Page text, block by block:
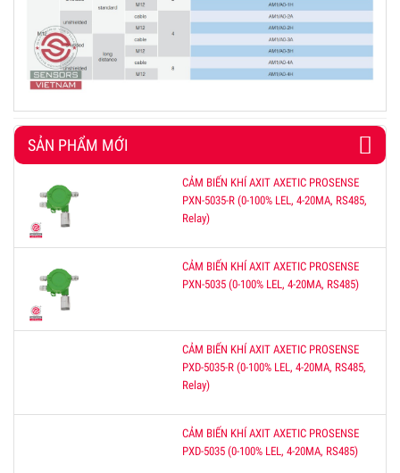
SẢN PHẨM MỚI
CẢM BIẾN KHÍ AXIT AXETIC PROSENSE
PXN-5035-R (0-100% LEL, 4-20MA, RS485,
Relay)
CẢM BIẾN KHÍ AXIT AXETIC PROSENSE
PXN-5035 (0-100% LEL, 4-20MA, RS485)
CẢM BIẾN KHÍ AXIT AXETIC PROSENSE
PXD-5035-R (0-100% LEL, 4-20MA, RS485,
Relay)
CẢM BIẾN KHÍ AXIT AXETIC PROSENSE
PXD-5035 (0-100% LEL, 4-20MA, RS485)